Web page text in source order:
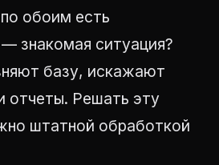
обоим есть
знакомая ситуация?
базу, искажают
отчеты. Решать эту
штатной обработкой